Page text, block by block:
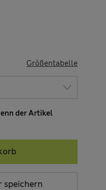
Größentabelle
der Artikel
speichern